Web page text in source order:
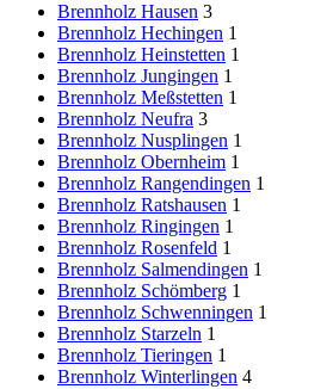
Brennholz Hausen 3
Brennholz Hechingen 1
Brennholz Heinstetten 1
Brennholz Jungingen 1
Brennholz Meßstetten 1
Brennholz Neufra 3
Brennholz Nusplingen 1
Brennholz Obernheim 1
Brennholz Rangendingen 1
Brennholz Ratshausen 1
Brennholz Ringingen 1
Brennholz Rosenfeld 1
Brennholz Salmendingen 1
Brennholz Schömberg 1
Brennholz Schwenningen 1
Brennholz Starzeln 1
Brennholz Tieringen 1
Brennholz Winterlingen 4